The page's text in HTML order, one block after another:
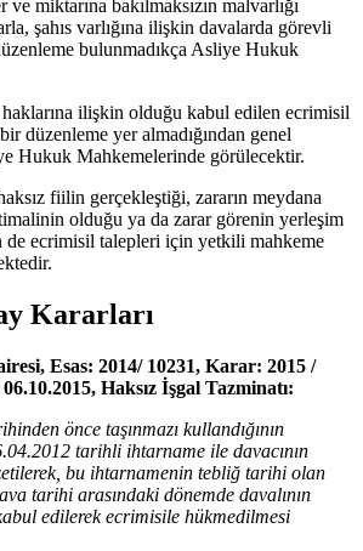
miktarına bakılmaksızın malvarlığı
şahıs varlığına ilişkin davalarda görevli
bulunmadıkça Asliye Hukuk
haklarına ilişkin olduğu kabul edilen ecrimisil
düzenleme yer almadığından genel
Hukuk Mahkemelerinde görülecektir.
fiilin gerçekleştiği, zararın meydana
olduğu ya da zarar görenin yerleşim
de ecrimisil talepleri için yetkili mahkeme
Kararları
Esas: 2014/ 10231, Karar: 2015 /
Haksız İşgal Tazminatı:
önce taşınmazı kullandığının
tarihli ihtarname ile davacının
bu ihtarnamenin tebliğ tarihi olan
tarihi arasındaki dönemde davalının
edilerek ecrimisile hükmedilmesi